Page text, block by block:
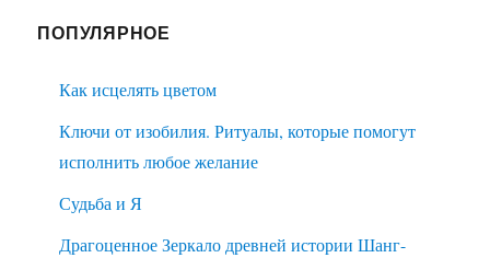
ПОПУЛЯРНОЕ
Как исцелять цветом
Ключи от изобилия. Ритуалы, которые помогут
исполнить любое желание
Судьба и Я
Драгоценное Зеркало древней истории Шанг-